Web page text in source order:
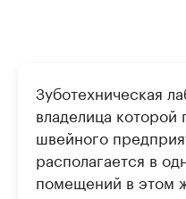
Зуботехническая
владелица
швейного
располагается в
помещений в этом